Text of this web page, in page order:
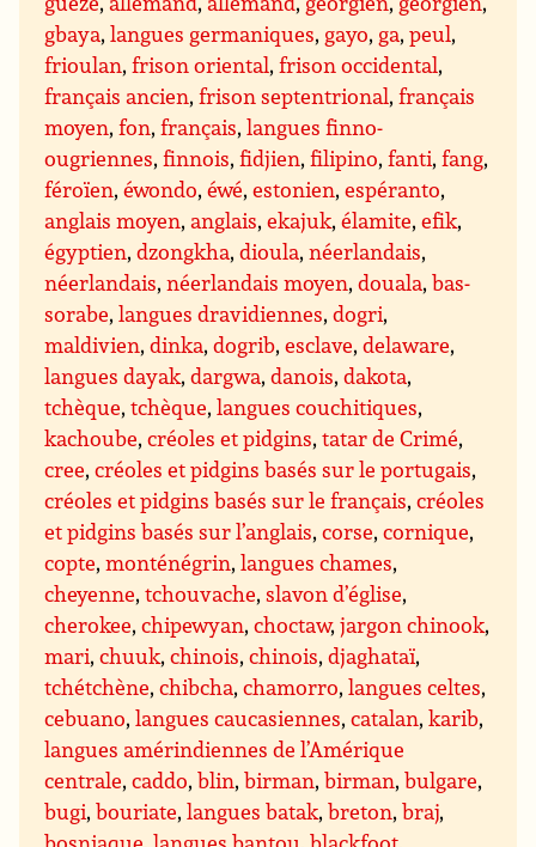
gbaya,langues germaniques, gayo, ga,peul,
frioulan,frison oriental,frison occidental,
français ancien,frison septentrional,français
moyen,fon,français,langues finno-
ougriennes,finnois,fidjien,filipino,fanti,fang,
féroïen,éwondo,éwé,estonien,espéranto,
anglais moyen,anglais,ekajuk,élamite,efik,
égyptien,dzongkha,dioula,néerlandais,
néerlandais,néerlandais moyen,douala,bas-
sorabe,langues dravidiennes,dogri,
maldivien,dinka,dogrib,esclave,delaware,
langues dayak,dargwa,danois,dakota,
tchèque,tchèque,langues couchitiques,
kachoube,créoles et pidgins,tatar de Crimé,
cree,créoles et pidgins basés sur le portugais,
créoles et pidgins basés sur le français,créoles
et pidgins basés sur l’anglais,corse,cornique,
copte,monténégrin,langues chames,
cheyenne,tchouvache,slavon d’église,
cherokee,chipewyan,choctaw,jargon chinook,
mari,chuuk,chinois,chinois,djaghataï,
tchétchène,chibcha,chamorro,langues celtes,
cebuano,langues caucasiennes,catalan,karib,
langues amérindiennes de l’Amérique
centrale,caddo,blin,birman,birman,bulgare,
bugi,bouriate,langues batak,breton,braj,